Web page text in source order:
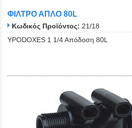
ΦΙΛΤΡΟ ΑΠΛΟ 80L
Κωδικός Προϊόντος: 21/18
YPODOXES 1 1/4 Aπόδοση 80L